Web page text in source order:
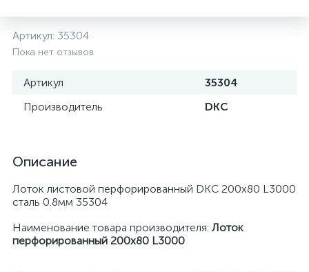
Артикул: 35304
Пока нет отзывов
Артикул
35304
Производитель
DKC
Описание
Лоток листовой перфорированный DKC 200х80 L3000
сталь 0.8мм 35304
Наименование товара производителя: Лоток
перфорированный 200х80 L3000